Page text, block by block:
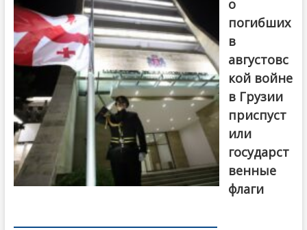
о
погибших
в
августовс
кой войне
в Грузии
приспуст
или
государст
венные
флаги